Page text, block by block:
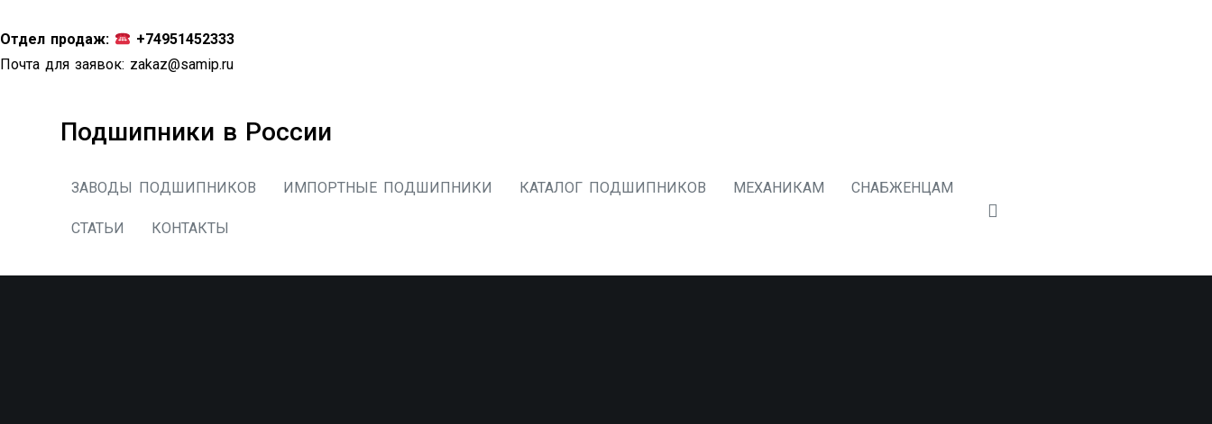
к
содержимому
Отдел продаж:
+74951452333
Почта для заявок: zakaz@samip.ru
Подшипники в России
ЗАВОДЫ ПОДШИПНИКОВ ИМПОРТНЫЕ ПОДШИПНИКИ КАТАЛОГ ПОДШИПНИКОВ МЕХАНИКАМ СНАБЖЕНЦАМ
СТАТЬИ КОНТАКТЫ